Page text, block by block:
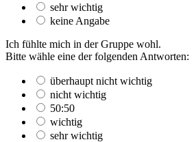
sehr wichtig
keine Angabe
Ich fühlte mich in der Gruppe wohl.
Bitte wähle eine der folgenden Antworten:
überhaupt nicht wichtig
nicht wichtig
50:50
wichtig
sehr wichtig